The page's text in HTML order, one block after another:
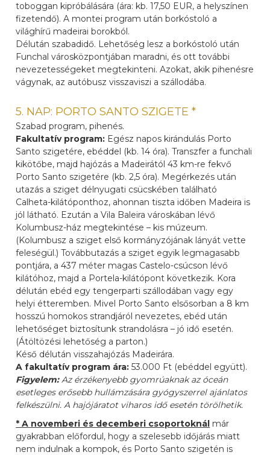
toboggan kipróbálására (ára: kb. 17,50 EUR, a helyszínen
fizetendő). A montei program után borkóstoló a
világhírű madeirai borokból.
Délután szabadidő. Lehetőség lesz a borkóstoló után
Funchal városközpontjában maradni, és ott további
nevezetességeket megtekinteni. Azokat, akik pihenésre
vágynak, az autóbusz visszaviszi a szállodába.
5. NAP: PORTO SANTO SZIGETE *
Szabad program, pihenés.
Fakultatív program: Egész napos kirándulás Porto
Santo szigetére, ebéddel (kb. 14 óra). Transzfer a funchali
kikötőbe, majd hajózás a Madeirától 43 km-re fekvő
Porto Santo szigetére (kb. 2,5 óra). Megérkezés után
utazás a sziget délnyugati csücskében található
Calheta-kilátóponthoz, ahonnan tiszta időben Madeira is
jól látható. Ezután a Vila Baleira városkában lévő
Kolumbusz-ház megtekintése – kis múzeum.
(Kolumbusz a sziget első kormányzójának lányát vette
feleségül.) Továbbutazás a sziget egyik legmagasabb
pontjára, a 437 méter magas Castelo-csúcson lévő
kilátóhoz, majd a Portela-kilátópont következik. Kora
délután ebéd egy tengerparti szállodában vagy egy
helyi étteremben. Mivel Porto Santo elsősorban a 8 km
hosszú homokos strandjáról nevezetes, ebéd után
lehetőséget biztosítunk strandolásra – jó idő esetén.
(Átöltözési lehetőség a parton.)
Késő délután visszahajózás Madeirára.
A fakultatív program ára:53.000 Ft (ebéddel együtt).
Figyelem:Az érzékenyebb gyomrúaknak az óceán
esetleges erősebb hullámzására gyógyszerrel ajánlatos
felkészülni. A hajójáratot viharos idő esetén törölhetik.
* A novemberi és decemberi csoportoknál már
gyakrabban előfordul, hogy a szelesebb időjárás miatt
nem indulnak a kompok, és Porto Santo szigetén is